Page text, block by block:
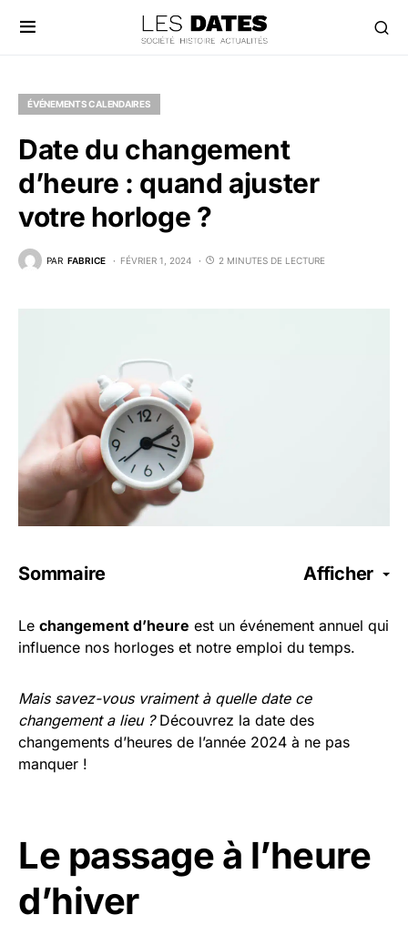
ÉVÉNEMENTS CALENDAIRES
Date du changement
d’heure : quand ajuster
votre horloge ?
PAR FABRICE FÉVRIER 1, 2024 2 MINUTES DE LECTURE
Sommaire Afficher
Le changement d’heure est un événement annuel qui
influence nos horloges et notre emploi du temps.
Mais savez-vous vraiment à quelle date ce
changement a lieu ? Découvrez la date des
changements d’heures de l’année 2024 à ne pas
manquer !
Le passage à l’heure
d’hiver